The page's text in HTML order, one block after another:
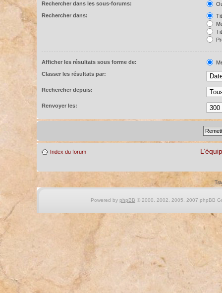
Rechercher dans les sous-forums:
Rechercher dans:
Afficher les résultats sous forme de:
Classer les résultats par:
Rechercher depuis:
Renvoyer les:
Index du forum
Powered by phpBB © 2000, 2002, 2005, 2007 phpBB